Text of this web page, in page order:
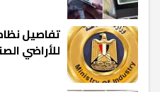
تفاصيل
للأراضي